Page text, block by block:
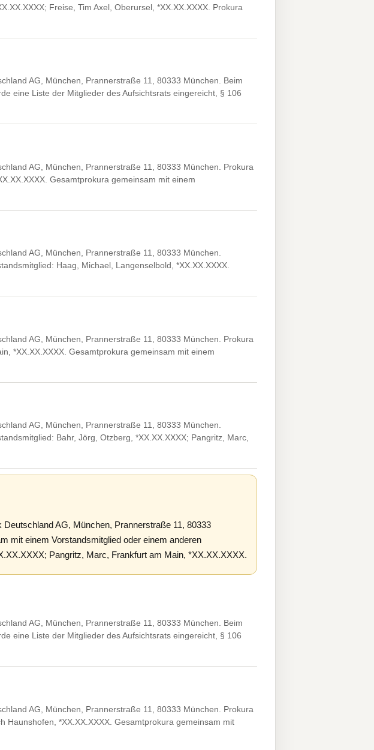
Freise, Tim Axel, Oberursel, *XX.XX.XXXX. Prokura
AG, München, Prannerstraße 11, 80333 München. Beim
eine Liste der Mitglieder des Aufsichtsrats eingereicht, § 106
AG, München, Prannerstraße 11, 80333 München. Prokura
Gesamtprokura gemeinsam mit einem
AG, München, Prannerstraße 11, 80333 München.
Haag, Michael, Langenselbold, *XX.XX.XXXX.
AG, München, Prannerstraße 11, 80333 München. Prokura
*XX.XX.XXXX. Gesamtprokura gemeinsam mit einem
AG, München, Prannerstraße 11, 80333 München.
Bahr, Jörg, Otzberg, *XX.XX.XXXX; Pangritz, Marc,
AG, München, Prannerstraße 11, 80333
mit einem Vorstandsmitglied oder einem anderen
Pangritz, Marc, Frankfurt am Main, *XX.XX.XXXX.
AG, München, Prannerstraße 11, 80333 München. Beim
eine Liste der Mitglieder des Aufsichtsrats eingereicht, § 106
AG, München, Prannerstraße 11, 80333 München. Prokura
Haunshofen, *XX.XX.XXXX. Gesamtprokura gemeinsam mit